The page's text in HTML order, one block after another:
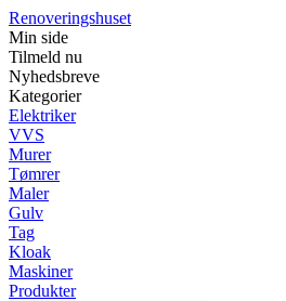
Renoveringshuset
Min side
Tilmeld nu
Nyhedsbreve
Kategorier
Elektriker
VVS
Murer
Tømrer
Maler
Gulv
Tag
Kloak
Maskiner
Produkter